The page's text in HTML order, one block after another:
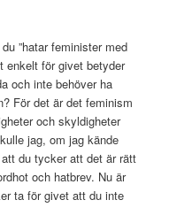
”hatar feminister med
enkelt för givet betyder
och inte behöver ha
För det är det feminism
och skyldigheter
jag, om jag kände
du tycker att det är rätt
och hatbrev. Nu är
ta för givet att du inte